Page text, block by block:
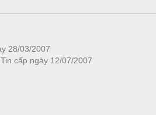
28/03/2007
cấp ngày 12/07/2007